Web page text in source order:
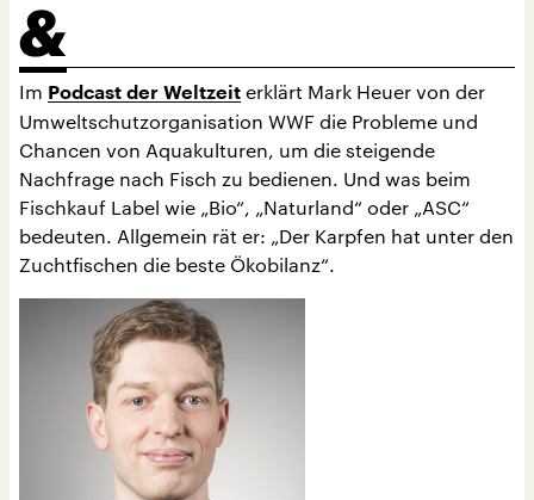
Im Podcast der Weltzeit erklärt Mark Heuer von der
Umweltschutzorganisation WWF die Probleme und
Chancen von Aquakulturen, um die steigende
Nachfrage nach Fisch zu bedienen. Und was beim
Fischkauf Label wie „Bio“, „Naturland“ oder „ASC“
bedeuten. Allgemein rät er: „Der Karpfen hat unter den
Zuchtfischen die beste Ökobilanz“.